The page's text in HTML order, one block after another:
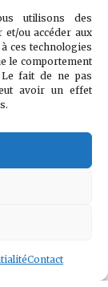
utilisons des
ou accéder aux
ces technologies
le comportement
fait de ne pas
avoir un effet
Contact
dans
de
de thé, de